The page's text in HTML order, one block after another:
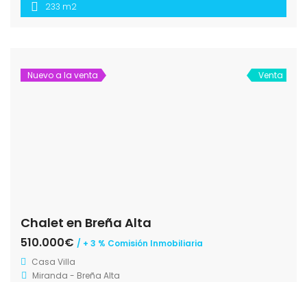
233 m2
Nuevo a la venta Venta
Chalet en Breña Alta
510.000€ / + 3 % Comisión Inmobiliaria
Casa Villa
Miranda - Breña Alta